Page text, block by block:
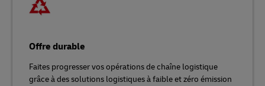
Offre durable
Faites progresser vos opérations de chaîne logistique
grâce à des solutions logistiques à faible et zéro émission